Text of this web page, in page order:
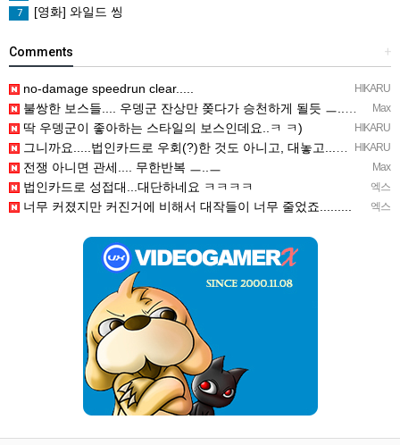
7 [영화] 와일드 씽
+
Comments
HIKARU
no-damage speedrun clear.....
Max
불쌍한 보스들.... 우뎅군 잔상만 쫒다가 승천하게 될듯 ㅡ..ㅡy~
HIKARU
딱 우뎅군이 좋아하는 스타일의 보스인데요..ㅋ ㅋ)
HIKARU
그니까요.....법인카드로 우회(?)한 것도 아니고, 대놓고...ㅋ ㅋ)
Max
전쟁 아니면 관세.... 무한반복 ㅡ..ㅡ
엑스
법인카드로 성접대...대단하네요 ㅋㅋㅋㅋ
엑스
너무 커졌지만 커진거에 비해서 대작들이 너무 줄었죠.........